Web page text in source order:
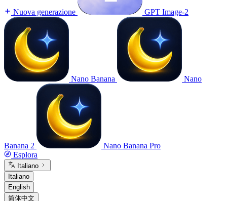
Nuova generazione GPT Image-2
Nano Banana Nano
Banana 2
Nano Banana Pro
Esplora
Italiano
Italiano
English
简体中文